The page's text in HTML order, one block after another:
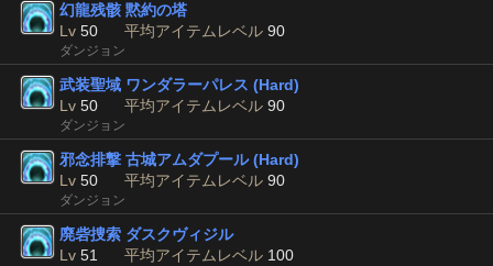
幻龍残骸 黙約の塔
Lv 50 平均アイテムレベル 90
ダンジョン
武装聖域 ワンダラーパレス (Hard)
Lv 50 平均アイテムレベル 90
ダンジョン
邪念排撃 古城アムダプール (Hard)
Lv 50 平均アイテムレベル 90
ダンジョン
廃砦捜索 ダスクヴィジル
Lv 51 平均アイテムレベル 100